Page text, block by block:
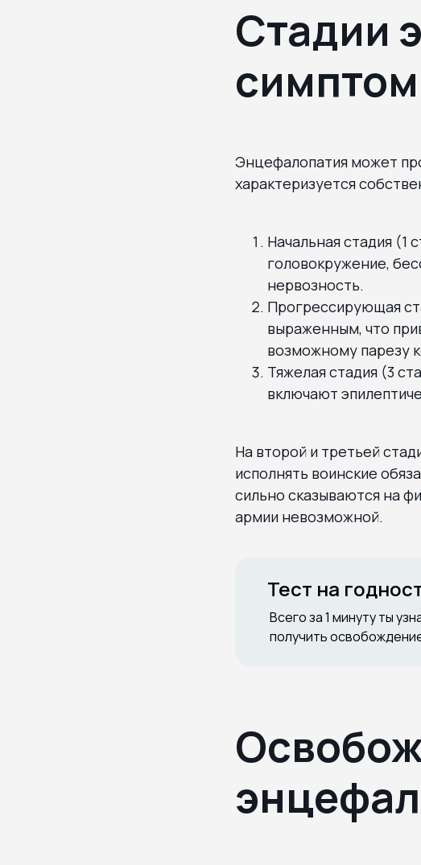
Стадии
Энцефалопатия может
характеризуется
Начальная стадия (1
головокружение,
нервозность.
Прогрессирующая
выраженным, что
возможному парезу
Тяжелая стадия (3
включают
На второй и третьей
исполнять воинские
сильно сказываются на
армии невозможной.
Тест на
Всего за 1 минуту ты
получить